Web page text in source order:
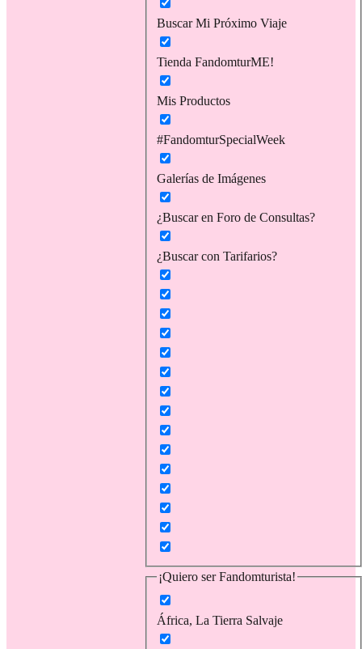
Buscar Mi Próximo Viaje
Tienda FandomturME!
Mis Productos
#FandomturSpecialWeek
Galerías de Imágenes
¿Buscar en Foro de Consultas?
¿Buscar con Tarifarios?
¡Quiero ser Fandomturista!
África, La Tierra Salvaje